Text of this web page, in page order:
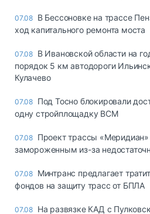
07.08 В Бессоновке на трассе
ход капитального ремонта моста
07.08 В Ивановской области на
порядок 5 км автодороги
Кулачево
07.08 Под Тосно блокировали
одну стройплощадку ВСМ
07.08 Проект трассы «Меридиан»
замороженным из-за
07.08 Минтранс предлагает
фондов на защиту трасс от БПЛА
07.08 На развязке КАД с